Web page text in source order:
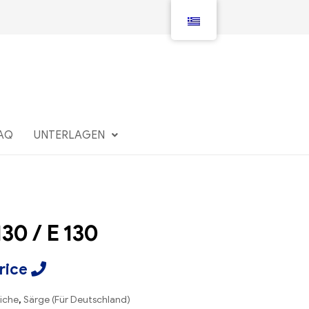
UNTERLAGEN
/ E 130
, Särge (Für Deutschland)